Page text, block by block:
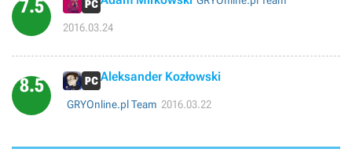
7.5
2016.03.24
8.5 Aleksander Kozłowski
GRYOnline.pl Team 2016.03.22